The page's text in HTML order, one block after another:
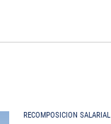
RECOMPOSICIÓN SALARIAL